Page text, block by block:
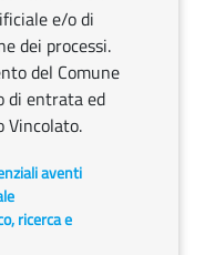
e/o di
dei processi.
del Comune
di entrata ed
Vincolato.
aventi
ricerca e